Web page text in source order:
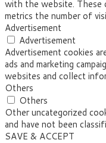
with the website. These
metrics the number of
Advertisement
Advertisement
Advertisement cookies
ads and marketing
websites and collect
Others
Others
Other uncategorized
and have not been
SAVE & ACCEPT